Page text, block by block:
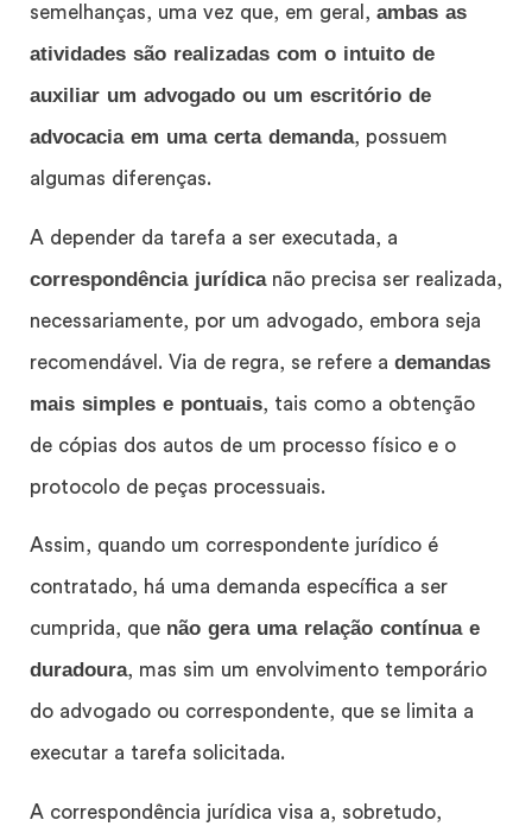
semelhanças, uma vez que, em geral, ambas as
atividades são realizadas com o intuito de
auxiliar um advogado ou um escritório de
advocacia em uma certa demanda, possuem
algumas diferenças.
A depender da tarefa a ser executada, a
correspondência jurídicanão precisa ser realizada,
necessariamente, por um advogado, embora seja
recomendável. Via de regra, se refere a demandas
mais simples e pontuais, tais como a obtenção
de cópias dos autos de um processo físico e o
protocolo de peças processuais.
Assim, quando um correspondente jurídico é
contratado, há uma demanda específica a ser
cumprida, que não gera uma relação contínua e
duradoura, mas sim um envolvimento temporário
do advogado ou correspondente, que se limita a
executar a tarefa solicitada.
A correspondência jurídica visa a, sobretudo,